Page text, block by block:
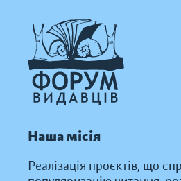
Наша місія
Реалізація проєктів, що